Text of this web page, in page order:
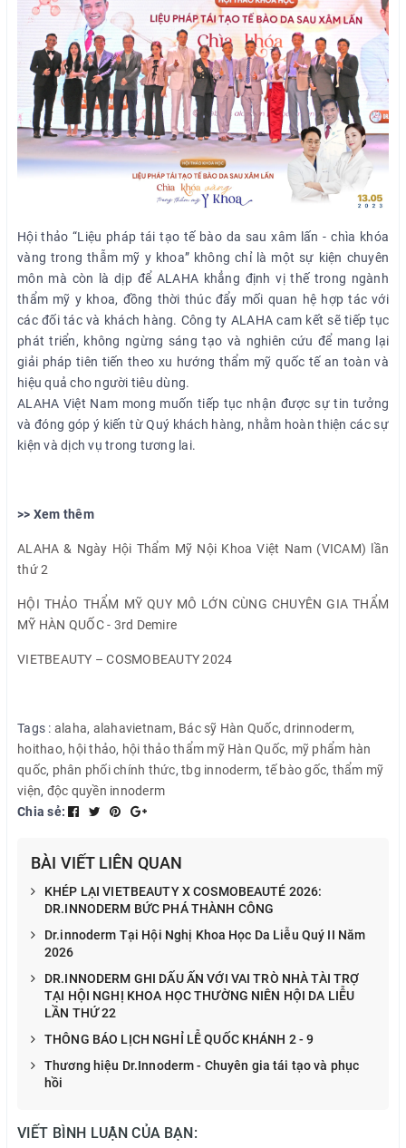
Hội thảo “Liệu pháp tái tạo tế bào da sau xâm lấn - chìa khóa
vàng trong thẫm mỹ y khoa” không chỉ là một sự kiện chuyên
môn mà còn là dịp để ALAHA khẳng định vị thế trong ngành
thẩm mỹ y khoa, đồng thời thúc đẩy mối quan hệ hợp tác với
các đối tác và khách hàng. Công ty ALAHA cam kết sẽ tiếp tục
phát triển, không ngừng sáng tạo và nghiên cứu để mang lại
giải pháp tiên tiến theo xu hướng thẩm mỹ quốc tế an toàn và
hiệu quả cho người tiêu dùng.
ALAHA Việt Nam mong muốn tiếp tục nhận được sự tin tưởng
và đóng góp ý kiến từ Quý khách hàng, nhằm hoàn thiện các sự
kiện và dịch vụ trong tương lai.
>> Xem thêm
ALAHA & Ngày Hội Thẩm Mỹ Nội Khoa Việt Nam (VICAM) lần
thứ 2
HỘI THẢO THẨM MỸ QUY MÔ LỚN CÙNG CHUYÊN GIA THẨM
MỸ HÀN QUỐC - 3rd Demire
VIETBEAUTY – COSMOBEAUTY 2024
Tags : alaha, alahavietnam, Bác sỹ Hàn Quốc,drinnoderm,
hoithao, hội thảo, hội thảo thẩm mỹ Hàn Quốc, mỹ phẩm hàn
quốc, phân phối chính thức, tbg innoderm, tế bào gốc, thẩm mỹ
viện, độc quyền innoderm
Chia sẻ:
BÀI VIẾT LIÊN QUAN
KHÉP LẠI VIETBEAUTY X COSMOBEAUTÉ 2026:
DR.INNODERM BỨC PHÁ THÀNH CÔNG
Dr.innoderm Tại Hội Nghị Khoa Học Da Liễu Quý II Năm
2026
DR.INNODERM GHI DẤU ẤN VỚI VAI TRÒ NHÀ TÀI TRỢ
TẠI HỘI NGHỊ KHOA HỌC THƯỜNG NIÊN HỘI DA LIỄU
LẦN THỨ 22
THÔNG BÁO LỊCH NGHỈ LỄ QUỐC KHÁNH 2 - 9
Thương hiệu Dr.Innoderm - Chuyên gia tái tạo và phục
hồi
VIẾT BÌNH LUẬN CỦA BẠN: